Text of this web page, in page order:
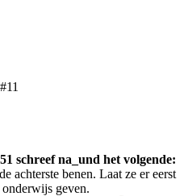
#11
schreef na_und het volgende:
achterste benen. Laat ze er eerst
geven.